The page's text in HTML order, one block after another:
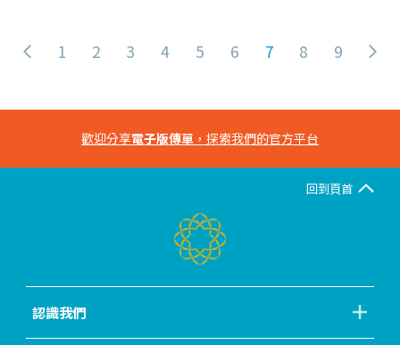
1 2 3 4 5 6 7 8 9
歡迎分享電子版傳單 ，探索我們的官方平台
回到頁首
認識我們